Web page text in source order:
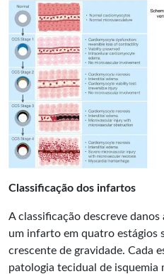
Classificação dos infartos
A classificação descreve
um infarto em quatro estágios
crescente de gravidade. Cada
patologia tecidual de isquemia